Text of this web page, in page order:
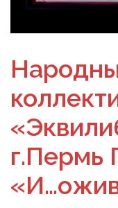
г.Пермь